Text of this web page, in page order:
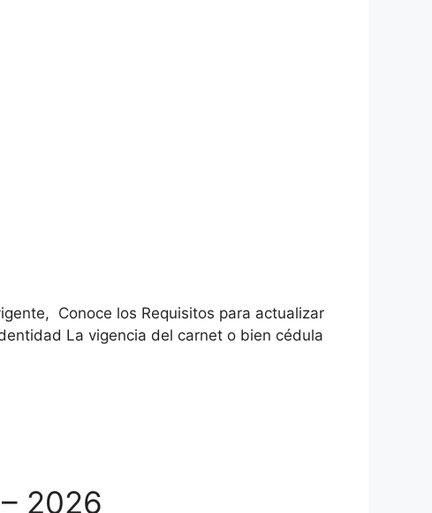
Conoce los Requisitos para actualizar
La vigencia del carnet o bien cédula
2026